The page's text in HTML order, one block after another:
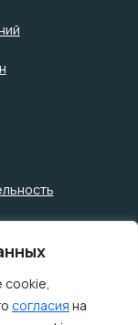
cookie,
согласия на